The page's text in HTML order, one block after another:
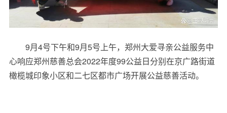
9月4号下午和9月5号上午，郑州大爱寻亲公益服务中
心响应郑州慈善总会2022年度99公益日分别在京广路街道
橄榄城印象小区和二七区都市广场开展公益慈善活动。